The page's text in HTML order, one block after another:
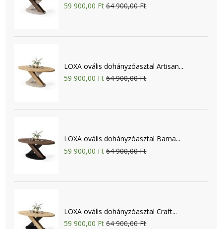
59 900,00 Ft 64 900,00 Ft
LOXA ovális dohányzóasztal Artisan...
59 900,00 Ft 64 900,00 Ft
LOXA ovális dohányzóasztal Barna...
59 900,00 Ft 64 900,00 Ft
LOXA ovális dohányzóasztal Craft...
59 900,00 Ft 64 900,00 Ft